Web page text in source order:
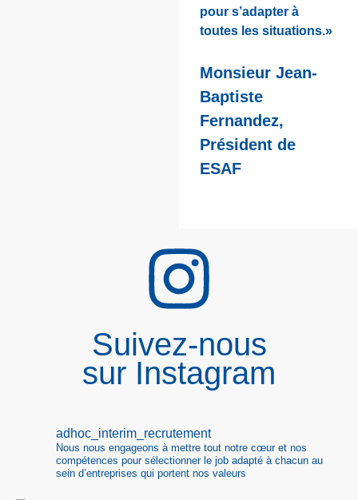
pour s’adapter à
toutes les situations.»
Monsieur Jean-
Baptiste
Fernandez,
Président de
ESAF
Suivez-nous
sur Instagram
adhoc_interim_recrutement
Nous nous engageons à mettre tout notre cœur et nos
compétences pour sélectionner le job adapté à chacun au
sein d’entreprises qui portent nos valeurs